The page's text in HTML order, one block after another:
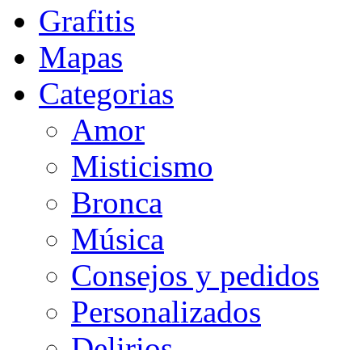
Grafitis
Mapas
Categorias
Amor
Misticismo
Bronca
Música
Consejos y pedidos
Personalizados